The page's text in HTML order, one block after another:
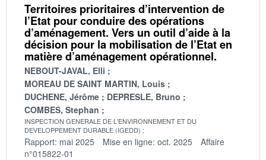
Territoires prioritaires d’intervention de
l’Etat pour conduire des opérations
d’aménagement. Vers un outil d’aide à la
décision pour la mobilisation de l’Etat en
matière d’aménagement opérationnel.
NEBOUT-JAVAL, Elli
MOREAU DE SAINT MARTIN, Louis
DUCHENE, Jérôme
DEPRESLE, Bruno
COMBES, Stephan
INSPECTION GENERALE DE L'ENVIRONNEMENT ET DU
DEVELOPPEMENT DURABLE (IGEDD)
Rapport: mai 2025 Mise en ligne: oct. 2025
Affaire
n°015822-01